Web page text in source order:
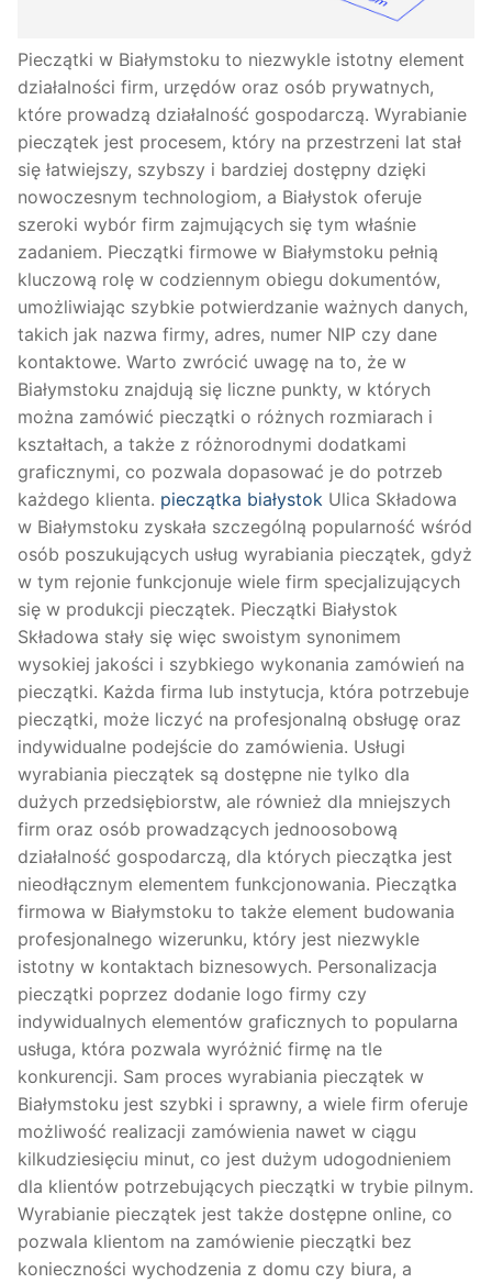
Pieczątki w Białymstoku to niezwykle istotny element
działalności firm, urzędów oraz osób prywatnych,
które prowadzą działalność gospodarczą. Wyrabianie
pieczątek jest procesem, który na przestrzeni lat stał
się łatwiejszy, szybszy i bardziej dostępny dzięki
nowoczesnym technologiom, a Białystok oferuje
szeroki wybór firm zajmujących się tym właśnie
zadaniem. Pieczątki firmowe w Białymstoku pełnią
kluczową rolę w codziennym obiegu dokumentów,
umożliwiając szybkie potwierdzanie ważnych danych,
takich jak nazwa firmy, adres, numer NIP czy dane
kontaktowe. Warto zwrócić uwagę na to, że w
Białymstoku znajdują się liczne punkty, w których
można zamówić pieczątki o różnych rozmiarach i
kształtach, a także z różnorodnymi dodatkami
graficznymi, co pozwala dopasować je do potrzeb
każdego klienta. pieczątka białystok Ulica Składowa
w Białymstoku zyskała szczególną popularność wśród
osób poszukujących usług wyrabiania pieczątek, gdyż
w tym rejonie funkcjonuje wiele firm specjalizujących
się w produkcji pieczątek. Pieczątki Białystok
Składowa stały się więc swoistym synonimem
wysokiej jakości i szybkiego wykonania zamówień na
pieczątki. Każda firma lub instytucja, która potrzebuje
pieczątki, może liczyć na profesjonalną obsługę oraz
indywidualne podejście do zamówienia. Usługi
wyrabiania pieczątek są dostępne nie tylko dla
dużych przedsiębiorstw, ale również dla mniejszych
firm oraz osób prowadzących jednoosobową
działalność gospodarczą, dla których pieczątka jest
nieodłącznym elementem funkcjonowania. Pieczątka
firmowa w Białymstoku to także element budowania
profesjonalnego wizerunku, który jest niezwykle
istotny w kontaktach biznesowych. Personalizacja
pieczątki poprzez dodanie logo firmy czy
indywidualnych elementów graficznych to popularna
usługa, która pozwala wyróżnić firmę na tle
konkurencji. Sam proces wyrabiania pieczątek w
Białymstoku jest szybki i sprawny, a wiele firm oferuje
możliwość realizacji zamówienia nawet w ciągu
kilkudziesięciu minut, co jest dużym udogodnieniem
dla klientów potrzebujących pieczątki w trybie pilnym.
Wyrabianie pieczątek jest także dostępne online, co
pozwala klientom na zamówienie pieczątki bez
konieczności wychodzenia z domu czy biura, a